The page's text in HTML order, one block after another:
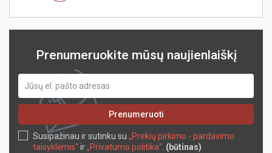
Prenumeruokite mūsų naujienlaiškį
Prenumeruoti
Susipažinau ir sutinku su „Prekių pirkimo - pardavimo
taisyklėmis“ir„Privatumo politika“. (būtinas)